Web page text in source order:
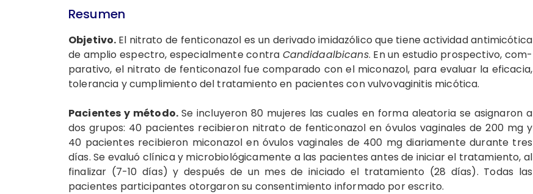
Resumen
Objetivo. El nitrato de fenticonazol es un derivado imidazólico que tiene actividad antimicótica
de amplio espectro, especial­mente contra Candidaalbicans. En un estudio prospectivo, com­
parativo, el nitrato de fenticonazol fue comparado con el mico­nazol, para evaluar la eficacia,
tolerancia y cumplimiento del tra­tamiento en pacientes con vulvovaginitis micótica.
Pacientes y método. Se incluyeron 80 muje­res las cuales en forma aleatoria se asignaron a
dos grupos: 40 pacientes recibieron nitrato de fenticonazol en óvulos vaginales de 200 mg y
40 pacientes reci­bieron miconazol en óvulos vagi­nales de 400 mg diariamente du­rante tres
días. Se evaluó clínica y microbiológicamente a las pa­cientes antes de iniciar el trata­miento, al
finalizar (7-10 días) y después de un mes de iniciado el tratamiento (28 días). Todas las
pacientes participantes otorga­ron su consentimiento informado por escrito.